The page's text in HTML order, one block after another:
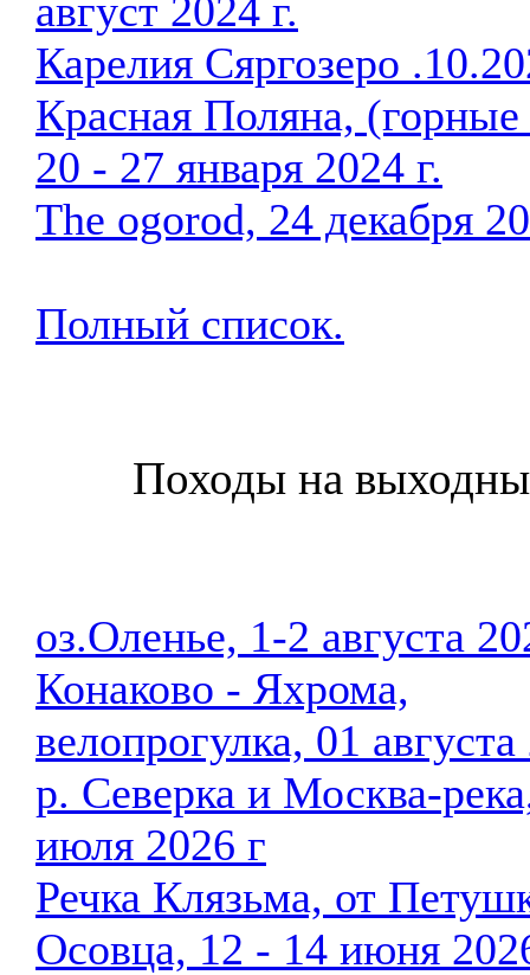
август 2024 г.
Карелия Сяргозеро
Красная Поляна,
20 - 27 января 2024 г.
The ogorod, 24 декабря
Полный список.
Походы на
оз.Оленье, 1-2 августа
Конаково - Яхрома,
велопрогулка, 01 августа
р. Северка и Москва-
июля 2026 г
Речка Клязьма, от
Осовца, 12 - 14 июня